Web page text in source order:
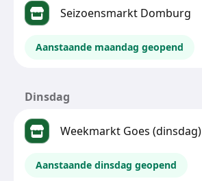
Seizoensmarkt Domburg
Aanstaande maandag geopend
Dinsdag
Weekmarkt Goes (dinsdag)
Aanstaande dinsdag geopend